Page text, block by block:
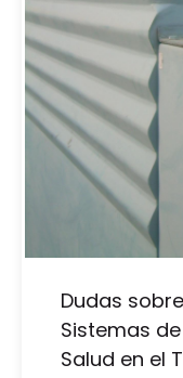
Dudas
Sistemas
Salud en el